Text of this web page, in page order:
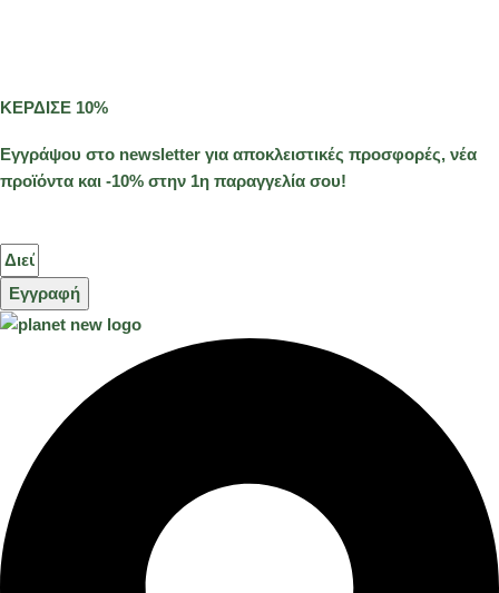
ΚΕΡΔΙΣΕ 10%
Εγγράψου στο newsletter για αποκλειστικές προσφορές, νέα
προϊόντα και -10% στην 1η παραγγελία σου!
Εγγραφή